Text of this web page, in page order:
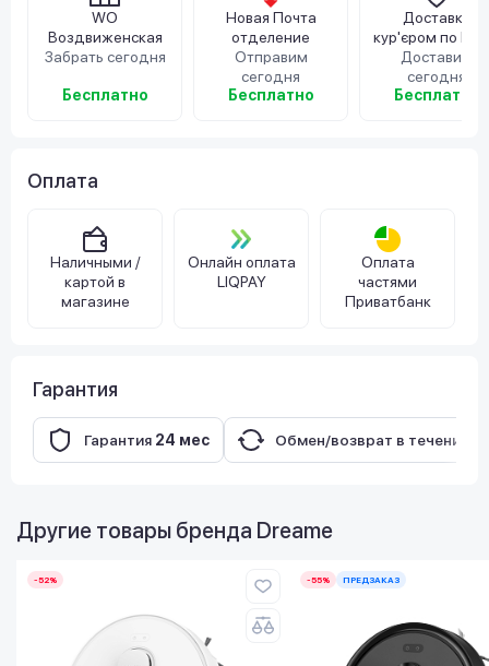
WO
Воздвиженская
Забрать сегодня
Бесплатно
Новая Почта
отделение
Отправим
сегодня
Бесплатно
Доставка
кур'єром по
Доставим
сегодня
Бесплатно
Оплата
Наличными /
картой в
магазине
Онлайн оплата
LIQPAY
Оплата
частями
Приватбанк
Гарантия
Гарантия 24 мес Обмен/возврат в течение
Другие товары бренда Dreame
-52% -55% ПРЕДЗАКАЗ